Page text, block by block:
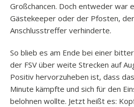
Großchancen. Doch entweder war
Gästekeeper oder der Pfosten,
Anschlusstreffer verhinderte.
So blieb es am Ende bei einer
der FSV über weite Strecken auf
Positiv hervorzuheben ist, dass
Minute kämpfte und sich für den
belohnen wollte. Jetzt heißt es: